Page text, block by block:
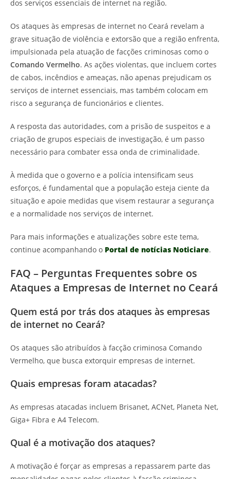
dos serviços essenciais de internet na região.
Os ataques às empresas de internet no Ceará revelam a
grave situação de violência e extorsão que a região enfrenta,
impulsionada pela atuação de facções criminosas como o
Comando Vermelho. As ações violentas, que incluem cortes
de cabos, incêndios e ameaças, não apenas prejudicam os
serviços de internet essenciais, mas também colocam em
risco a segurança de funcionários e clientes.
A resposta das autoridades, com a prisão de suspeitos e a
criação de grupos especiais de investigação, é um passo
necessário para combater essa onda de criminalidade.
À medida que o governo e a polícia intensificam seus
esforços, é fundamental que a população esteja ciente da
situação e apoie medidas que visem restaurar a segurança
e a normalidade nos serviços de internet.
Para mais informações e atualizações sobre este tema,
continue acompanhando o Portal de notícias Noticiare.
FAQ – Perguntas Frequentes sobre os
Ataques a Empresas de Internet no Ceará
Quem está por trás dos ataques às empresas
de internet no Ceará?
Os ataques são atribuídos à facção criminosa Comando
Vermelho, que busca extorquir empresas de internet.
Quais empresas foram atacadas?
As empresas atacadas incluem Brisanet, ACNet, Planeta Net,
Giga+ Fibra e A4 Telecom.
Qual é a motivação dos ataques?
A motivação é forçar as empresas a repassarem parte das